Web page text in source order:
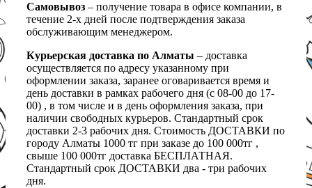
Самовывоз – получение товара в офисе компании, в
течение 2-х дней после подтверждения заказа
обслуживающим менеджером.
Курьерская доставка по Алматы – доставка
осуществляется по адресу указанному при
оформлении заказа, заранее оговаривается время и
день доставки в рамках рабочего дня (с 08-00 до 17-
00) , в том числе и в день оформления заказа, при
наличии свободных курьеров. Стандартный срок
доставки 2-3 рабочих дня. Стоимость ДОСТАВКИ по
городу Алматы 1000 тг при заказе до 100 000тг ,
свыше 100 000тг доставка БЕСПЛАТНАЯ.
Стандартный срок ДОСТАВКИ два - три рабочих
дня.